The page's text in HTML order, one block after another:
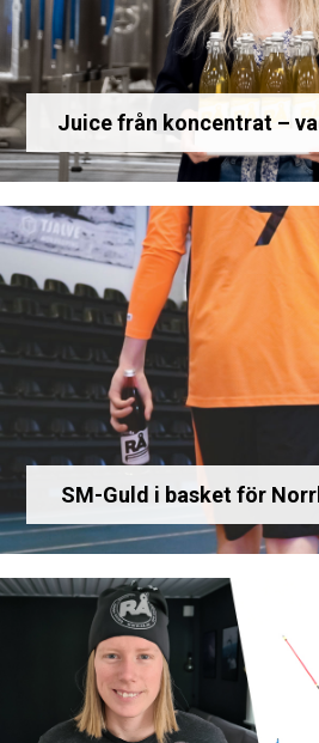
Juice från koncentrat –
SM-Guld i basket för